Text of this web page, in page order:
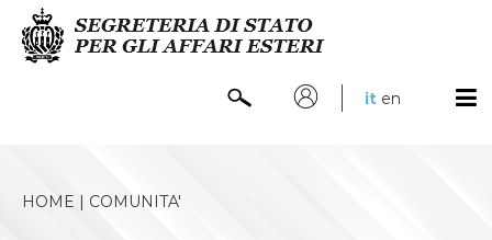
it en
HOME | COMUNITA'